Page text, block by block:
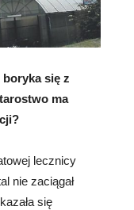
się z
ma
lecznicy
nie zaciągał
się